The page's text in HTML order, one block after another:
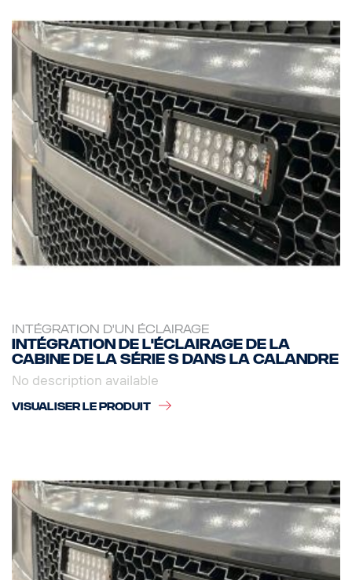
INTÉGRATION D'UN ÉCLAIRAGE
Intégration de l'éclairage de la
cabine de la série S dans la calandre
No description available
VISUALISER LE PRODUIT